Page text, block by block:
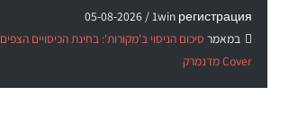
1win регистрация /
05-08-2026
במאמר
Cover מדנמרק